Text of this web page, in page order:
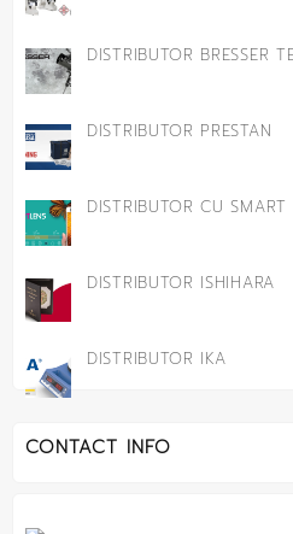
DISTRIBUTOR BRESSER
DISTRIBUTOR PRESTAN
DISTRIBUTOR CU SMART
DISTRIBUTOR ISHIHARA
DISTRIBUTOR IKA
CONTACT INFO